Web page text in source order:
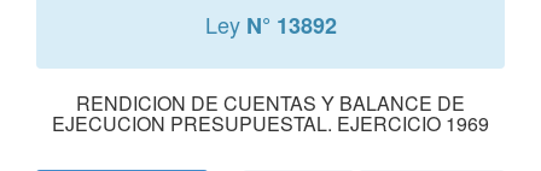
Ley N° 13892
RENDICION DE CUENTAS Y BALANCE DE
EJECUCION PRESUPUESTAL. EJERCICIO 1969